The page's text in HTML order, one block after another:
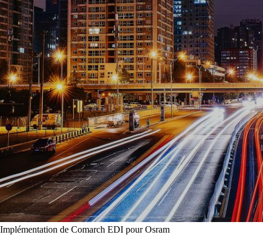
Implémentation de Comarch EDI pour Osram